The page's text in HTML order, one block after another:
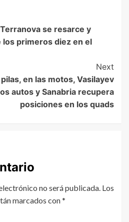
se resarce y
los primeros diez en el
Next
en las motos, Vasilayev
autos y Sanabria recupera
posiciones en los quads
no será publicada. Los
marcados con*